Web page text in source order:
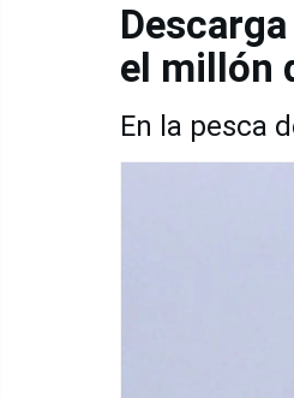
el millón
En la pesca